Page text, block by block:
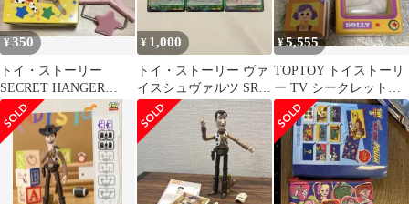
¥350
トイ・ストーリー
SECRET HANGER
CLIP ハム
¥ 1,000
トイ・ストーリー ヴァ
イスシュヴァルツ SR 3
枚セット
¥5,555
TOPTOY トイストーリ
ー TV シークレット
secret dolly